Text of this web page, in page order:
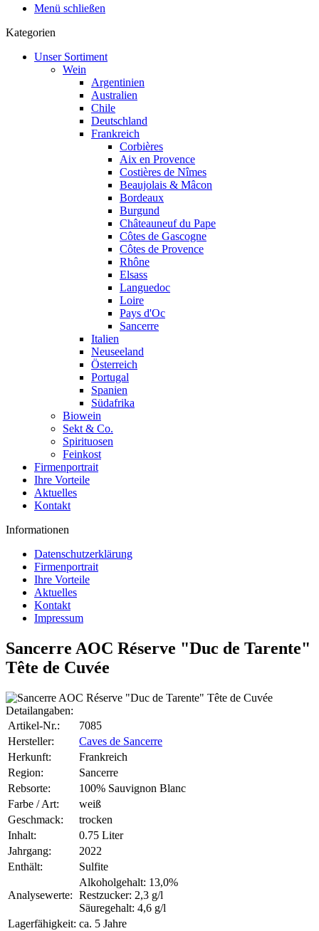
Menü schließen
Kategorien
Unser Sortiment
Wein
Argentinien
Australien
Chile
Deutschland
Frankreich
Corbières
Aix en Provence
Costières de Nîmes
Beaujolais & Mâcon
Bordeaux
Burgund
Châteauneuf du Pape
Côtes de Gascogne
Côtes de Provence
Rhône
Elsass
Languedoc
Loire
Pays d'Oc
Sancerre
Italien
Neuseeland
Österreich
Portugal
Spanien
Südafrika
Biowein
Sekt & Co.
Spirituosen
Feinkost
Firmenportrait
Ihre Vorteile
Aktuelles
Kontakt
Informationen
Datenschutzerklärung
Firmenportrait
Ihre Vorteile
Aktuelles
Kontakt
Impressum
Sancerre AOC Réserve "Duc de Tarente"
Tête de Cuvée
Detailangaben:
Artikel-Nr.:
7085
Hersteller:
Caves de Sancerre
Herkunft:
Frankreich
Region:
Sancerre
Rebsorte:
100% Sauvignon Blanc
Farbe / Art:
weiß
Geschmack:
trocken
Inhalt:
0.75 Liter
Jahrgang:
2022
Enthält:
Sulfite
Analysewerte:
Alkoholgehalt: 13,0%
Restzucker: 2,3 g/l
Säuregehalt: 4,6 g/l
Lagerfähigkeit: ca. 5 Jahre